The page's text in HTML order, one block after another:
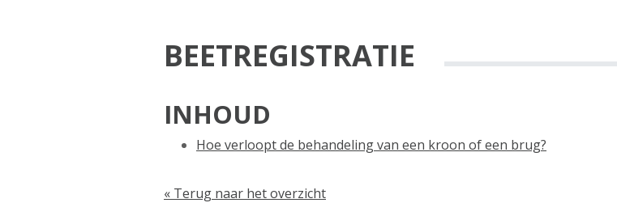
BEETREGISTRATIE
INHOUD
Hoe verloopt de behandeling van een kroon of een brug?
« Terug naar het overzicht